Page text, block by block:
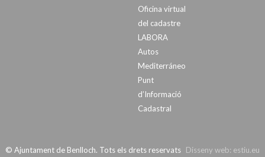
Oficina virtual
del cadastre
LABORA
Autos
Mediterráneo
Punt
d’Informació
Cadastral
Disseny web: estiu.eu
© Ajuntament de Benlloch. Tots els drets reservats